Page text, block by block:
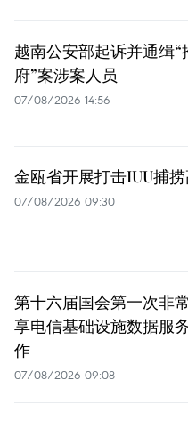
越南公安部起诉并通缉“
府”案涉案人员
07/08/2026 14:56
金瓯省开展打击IUU捕
07/08/2026 09:30
第十六届国会第一次非
享电信基础设施数据服
作
07/08/2026 09:08